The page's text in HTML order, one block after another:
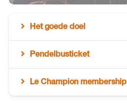
Het goede doel
Pendelbusticket
Le Champion membership